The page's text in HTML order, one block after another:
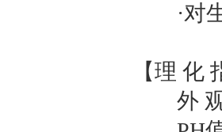
·对生
【理 化
外